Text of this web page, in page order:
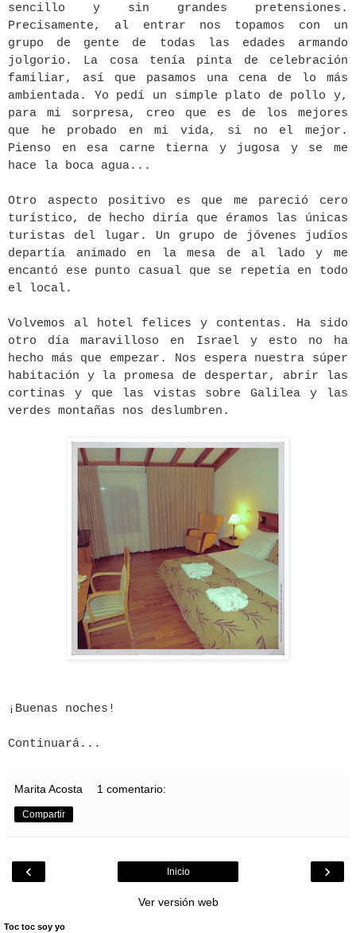
sencillo y sin grandes pretensiones.
Precisamente, al entrar nos topamos con un
grupo de gente de todas las edades armando
jolgorio. La cosa tenía pinta de celebración
familiar, así que pasamos una cena de lo más
ambientada. Yo pedí un simple plato de pollo y,
para mi sorpresa, creo que es de los mejores
que he probado en mi vida, si no el mejor.
Pienso en esa carne tierna y jugosa y se me
hace la boca agua...
Otro aspecto positivo es que me pareció cero
turístico, de hecho diría que éramos las únicas
turistas del lugar. Un grupo de jóvenes judíos
departía animado en la mesa de al lado y me
encantó ese punto casual que se repetía en todo
el local.
Volvemos al hotel felices y contentas. Ha sido
otro día maravilloso en Israel y esto no ha
hecho más que empezar. Nos espera nuestra súper
habitación y la promesa de despertar, abrir las
cortinas y que las vistas sobre Galilea y las
verdes montañas nos deslumbren.
¡Buenas noches!
Continuará...
Marita Acosta 1 comentario:
Compartir
‹ ›
Inicio
Ver versión web
Toc toc soy yo